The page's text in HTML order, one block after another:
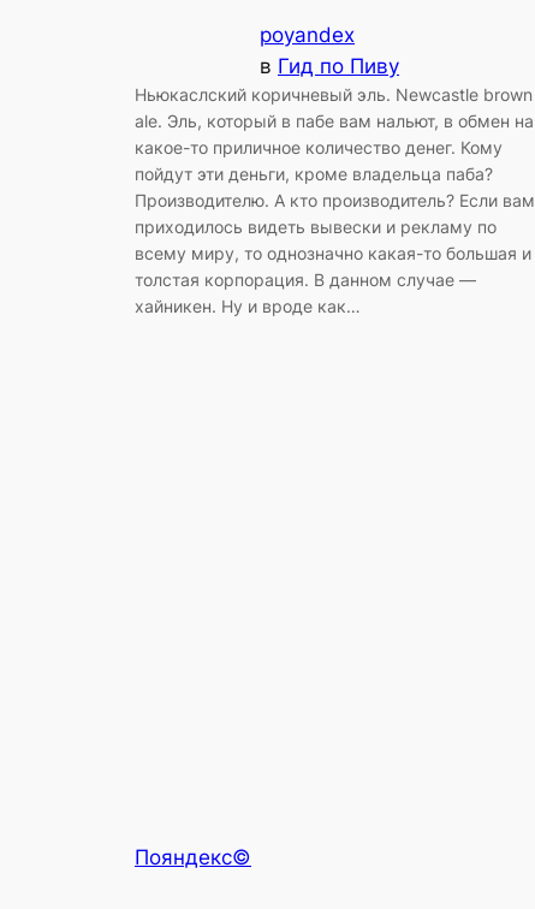
poyandex
в Гид по Пиву
Ньюкаслский коричневый эль. Newcastle brown
ale. Эль, который в пабе вам нальют, в обмен на
какое-то приличное количество денег. Кому
пойдут эти деньги, кроме владельца паба?
Производителю. А кто производитель? Если вам
приходилось видеть вывески и рекламу по
всему миру, то однозначно какая-то большая и
толстая корпорация. В данном случае —
хайникен. Ну и вроде как…
Пояндекс©